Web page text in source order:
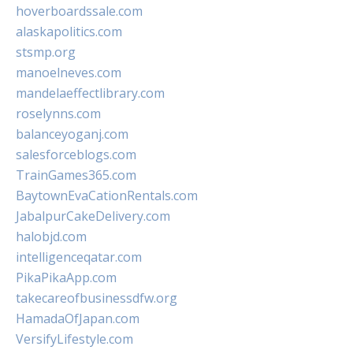
hoverboardssale.com
alaskapolitics.com
stsmp.org
manoelneves.com
mandelaeffectlibrary.com
roselynns.com
balanceyoganj.com
salesforceblogs.com
TrainGames365.com
BaytownEvaCationRentals.com
JabalpurCakeDelivery.com
halobjd.com
intelligenceqatar.com
PikaPikaApp.com
takecareofbusinessdfw.org
HamadaOfJapan.com
VersifyLifestyle.com